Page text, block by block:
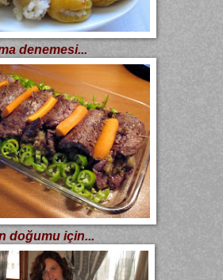
denemesi...
doğumu için...